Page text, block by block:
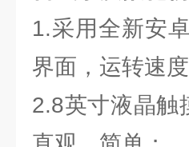
1.采用全新安
界面，运转速
2.8英寸液晶触